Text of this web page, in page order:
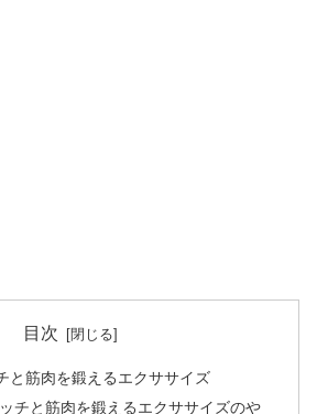
目次
と筋肉を鍛えるエクササイズ
チと筋肉を鍛えるエクササイズのや